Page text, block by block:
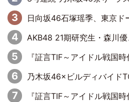
日向坂46石塚瑶季、東京ドームで“観戦バレ”！ ナイツ・塙も認めた「巨人に
AKB48 21期研究生・森川優、
『証言TIF～アイドル戦国時代とはなんだったのか～』第10回：さくら学院・武藤彩未×飯田らうら「
乃木坂46×ビルディバイドTCG Vol.2公開 賀喜遥
『証言TIF～アイドル戦国時代とはなんだったのか～』第8回：Negicco・